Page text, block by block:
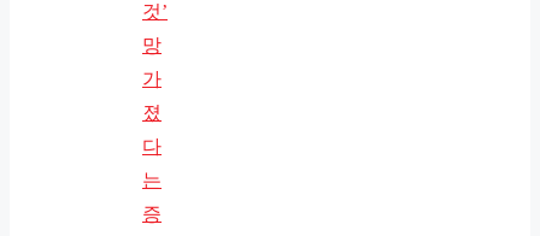
것’
망
가
졌
다
는
증